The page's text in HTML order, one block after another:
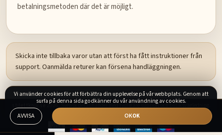
betalningsmetoden där det är möjligt.
Skicka inte tillbaka varor utan att först ha fått instruktioner från
support. Oanmälda returer kan försena handläggningen.
2026. Svensk detaljhandel med tydligare support och butiksvägledning.
Vi använder cookies för att förbättra din upplevelse på vår webbplats. Genom att
surfa på denna sida godkänner du vår användning av cookies.
AVVISA
OK